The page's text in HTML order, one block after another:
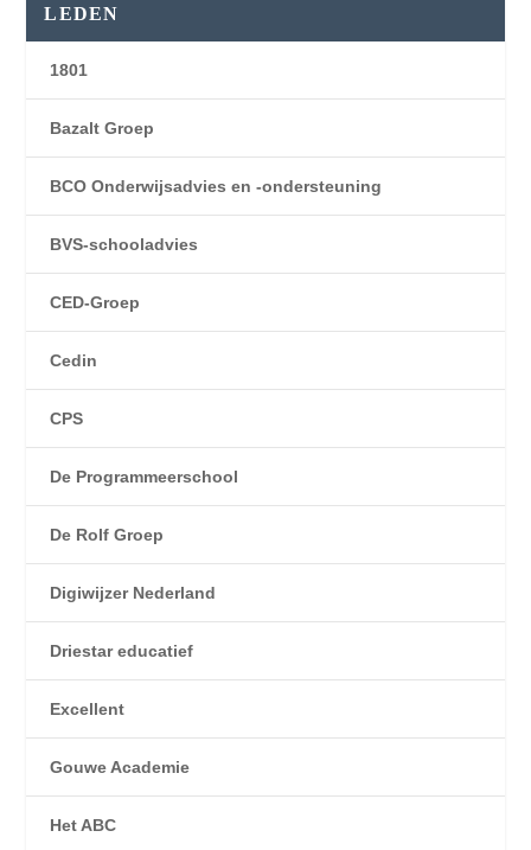
LEDEN
1801
Bazalt Groep
BCO Onderwijsadvies en -ondersteuning
BVS-schooladvies
CED-Groep
Cedin
CPS
De Programmeerschool
De Rolf Groep
Digiwijzer Nederland
Driestar educatief
Excellent
Gouwe Academie
Het ABC